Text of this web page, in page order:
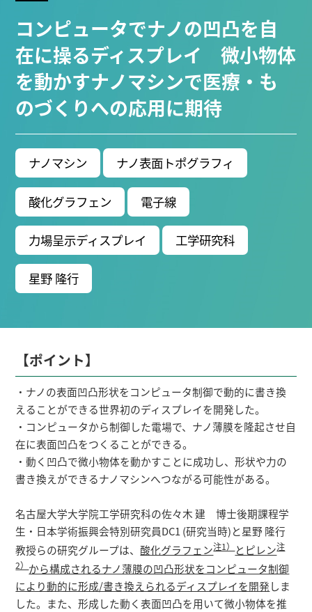
(177)
生命農学研究科 (116)
トランスフォーマティ
ブ生命分子研究所 (75)
環境学研究科 (67)
宇宙地球
環境研究所 (63)
未来材料・システム研究所 (61)
情
報学研究科 (47)
植物 (33) 機械学習 (31)
高等
研究院 (26)
生物機能開発利用研究センター (24)
境医学研究所 (23)
進化 (23)
未来社会創造機構 (22)
宇宙 (21)
創薬科学研究科 (20)
シロイヌナズ
ナ (19)
オーロラ (17)
Research VIDEOS
Researchers' VOICE
Links
名古屋大学基金
研究者総覧
コンピュータでナノの凹凸を自
在に操るディスプレイ 微小物体
を動かすナノマシンで医療・も
のづくりへの応用に期待
ナノマシン ナノ表面トポグラフィ
酸化グラフェン 電子線
力場呈示ディスプレイ 工学研究科
星野 隆行
【ポイント】
・ナノの表面凹凸形状をコンピュータ制御で動的に書き換
えることができる世界初のディスプレイを開発した。
・コンピュータから制御した電場で、ナノ薄膜を隆起させ自
在に表面凹凸をつくることができる。
・動く凹凸で微小物体を動かすことに成功し、形状や力の
書き換えができるナノマシンへつながる可能性がある。
名古屋大学大学院工学研究科の佐々木 建 博士後期課程学
生・日本学術振興会特別研究員DC1 (研究当時)と星野 隆行
教授らの研究グループは、酸化グラフェン注1） とピレン注
2） から構成されるナノ薄膜の凹凸形状をコンピュータ制御
により動的に形成/書き換えられるディスプレイを開発しま
した。また、形成した動く表面凹凸を用いて微小物体を推